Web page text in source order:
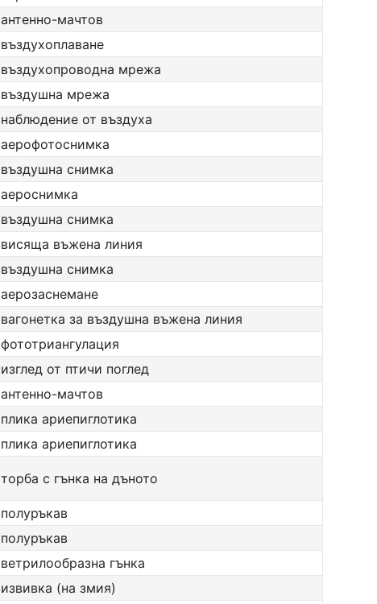
антенно-мачтов
въздухоплаване
въздухопроводна мрежа
въздушна мрежа
наблюдение от въздуха
аерофотоснимка
въздушна снимка
аероснимка
въздушна снимка
висяща въжена линия
въздушна снимка
аерозаснемане
вагонетка за въздушна въжена линия
фототриангулация
изглед от птичи поглед
антенно-мачтов
плика ариепиглотика
плика ариепиглотика
торба с гънка на дъното
полуръкав
полуръкав
ветрилообразна гънка
извивка (на змия)